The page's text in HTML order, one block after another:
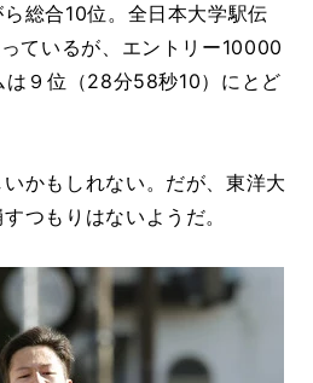
総合10位。全日本大学駅伝
ているが、エントリー10000
は９位（28分58秒10）にとど
かもしれない。だが、東洋大
つもりはないようだ。